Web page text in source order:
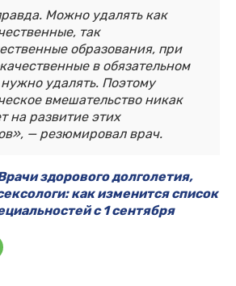
Можно удалять как
так
образования, при
в обязательном
удалять. Поэтому
вмешательство никак
на развитие этих
— резюмировал врач.
здорового долголетия,
как изменится список
с 1 сентября